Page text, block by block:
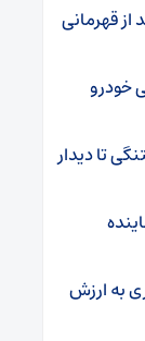
از قهرمانی
خودرو
تا دیدار
باری به ارزش